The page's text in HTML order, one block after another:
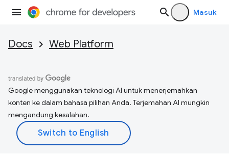
Masuk
Docs Web Platform
Google menggunakan teknologi AI untuk menerjemahkan
konten ke dalam bahasa pilihan Anda. Terjemahan AI mungkin
mengandung kesalahan.